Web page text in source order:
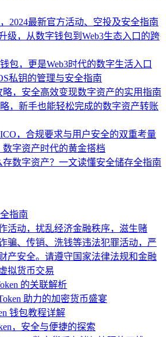
2024最新官方活动、空投及安全指南
级，从数字钱包到Web3生态入口的跨
包，更是Web3时代的数字生活入口
私钥的管理与安全指南
略，安全高效变现数字资产的实用指南
，新手也能轻松完成的数字资产转账
，合规要求与用户安全的双重考量
数字资产时代的黄金搭档
存数字资产？一文读懂安全储存全指南
指南
活动，扰乱经济金融秩序，滋生赌
骗、传销、洗钱等违法犯罪活动，严
产安全。请遵守国家法律法规和金融
拟货币交易
的关联解析
助力的加密货币盛宴
钱包教程详解
，安全与便捷的探索